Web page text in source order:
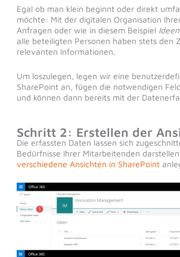
Egal ob man klein beginnt oder direkt
möchte: Mit der digitalen Organisation
Anfragen oder wie in diesem Beispiel Ideen
alle beteiligten Personen haben stets den
relevanten Informationen.
Um loszulegen, legen wir eine
SharePoint an, fügen die notwendigen
und können dann bereits mit der
Schritt 2: Erstellen der
Die erfassten Daten lassen sich
Bedürfnisse Ihrer Mitarbeitenden
verschiedene Ansichten in SharePoint